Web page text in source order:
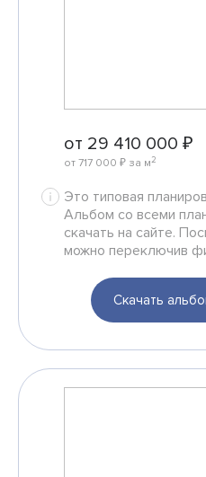
от 29 410 000 ₽
от 717 000 ₽ за м2
Это типовая
Альбом со всеми
скачать на сайте.
можно переключив
Скачать